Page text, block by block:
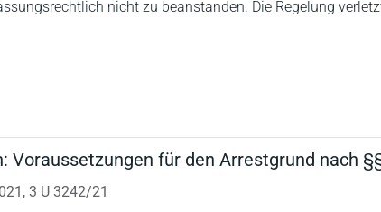
nicht zu beanstanden. Die Regelung
Voraussetzungen für den Arrestgrund nach
3 U 3242/21